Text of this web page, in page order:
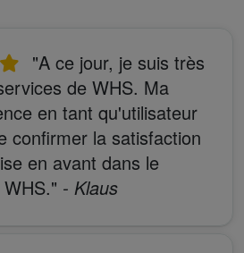
"A ce jour, je suis très
de WHS. Ma
en tant qu'utilisateur
confirmer la satisfaction
en avant dans le
- Klaus